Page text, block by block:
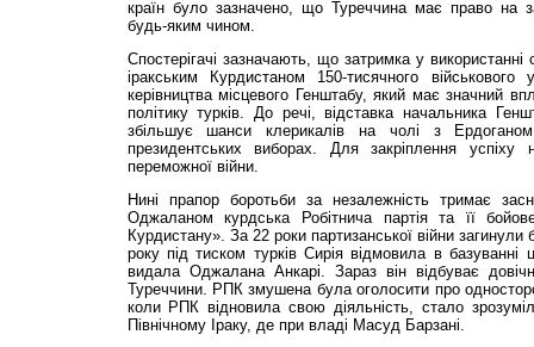
країн було зазначено, що Туреччина має право на
будь-яким чином.
Спостерігачі зазначають, що затримка у використанні
іракським Курдистаном 150-тисячного військового
керівництва місцевого Генштабу, який має значний
політику турків. До речі, відставка начальника
збільшує шанси клерикалів на чолі з
президентських виборах. Для закріплення
переможної війни.
Нині прапор боротьби за незалежність тримає
Оджаланом курдська Робітнича партія та її
Курдистану». За 22 роки партизанської війни
року під тиском турків Сирія відмовила в базуванні
видала Оджалана Анкарі. Зараз він відбуває
Туреччини. РПК змушена була оголосити про
коли РПК відновила свою діяльність, стало
Північному Іраку, де при владі Масуд Барзані.